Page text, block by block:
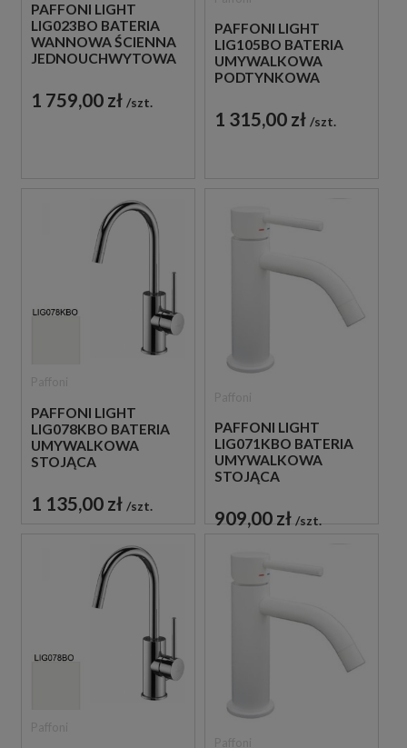
PAFFONI LIGHT
LIG023BO BATERIA
WANNOWA ŚCIENNA
JEDNOUCHWYTOWA
1 759,00 zł szt.
PAFFONI LIGHT
LIG105BO BATERIA
UMYWALKOWA
PODTYNKOWA
BIAŁA
1 315,00 zł szt.
PAFFONI LIGHT
LIG078KBO BATERIA
UMYWALKOWA
STOJĄCA
BIAŁA
1 135,00 zł szt.
PAFFONI LIGHT
LIG071KBO BATERIA
UMYWALKOWA
STOJĄCA
BIAŁA
909,00 zł szt.